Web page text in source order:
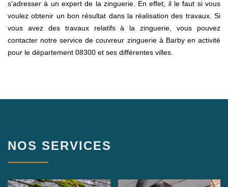
s’adresser à un expert de la zinguerie. En effet, il le faut si vous
voulez obtenir un bon résultat dans la réalisation des travaux. Si
vous avez des travaux relatifs à la zinguerie, vous pouvez
contacter notre service de couvreur zinguerie à Barby en activité
pour le département 08300 et ses différentes villes.
NOS SERVICES